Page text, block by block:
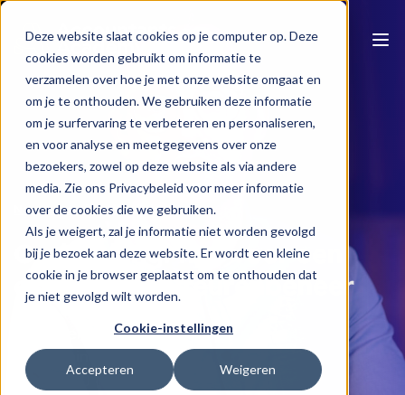
Deze website slaat cookies op je computer op. Deze
cookies worden gebruikt om informatie te
verzamelen over hoe je met onze website omgaat en
om je te onthouden. We gebruiken deze informatie
om je surfervaring te verbeteren en personaliseren,
en voor analyse en meetgegevens over onze
bezoekers, zowel op deze website als via andere
media. Zie ons Privacybeleid voor meer informatie
over de cookies die we gebruiken.
Als je weigert, zal je informatie niet worden gevolgd
bij je bezoek aan deze website. Er wordt een kleine
cookie in je browser geplaatst om te onthouden dat
je niet gevolgd wilt worden.
Cookie-instellingen
Accepteren Weigeren
Naar e-learning overzicht
Cash is king: tips voor een
efficiënt debiteurenbeheer
Pieter Van Aerschot
55 min
€95.00 (excl BTW)